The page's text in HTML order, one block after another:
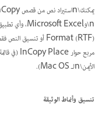
الأيمن\nلـ Mac OS).
تنسيق وأنماط الوثيقة